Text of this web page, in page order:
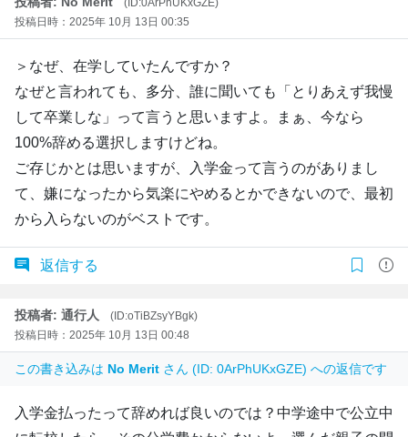
投稿日時：2025年 10月 13日 00:35
＞なぜ、在学していたんですか？
なぜと言われても、多分、誰に聞いても「とりあえず我慢
して卒業しな」って言うと思いますよ。まぁ、今なら
100%辞める選択しますけどね。
ご存じかとは思いますが、入学金って言うのがありまし
て、嫌になったから気楽にやめるとかできないので、最初
から入らないのがベストです。
返信する
投稿者: 通行人
(ID:oTiBZsyYBgk)
投稿日時：2025年 10月 13日 00:48
この書き込みは No Merit さん (ID: 0ArPhUKxGZE) への返信です
入学金払ったって辞めれば良いのでは？中学途中で公立中